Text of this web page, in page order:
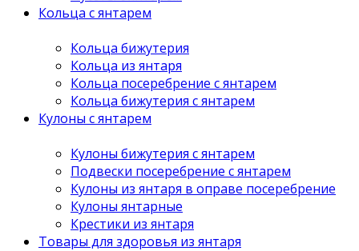
Кольца с янтарем
Кольца бижутерия
Кольца из янтаря
Кольца посеребрение с янтарем
Кольца бижутерия с янтарем
Кулоны с янтарем
Кулоны бижутерия с янтарем
Подвески посеребрение с янтарем
Кулоны из янтаря в оправе посеребрение
Кулоны янтарные
Крестики из янтаря
Товары для здоровья из янтаря